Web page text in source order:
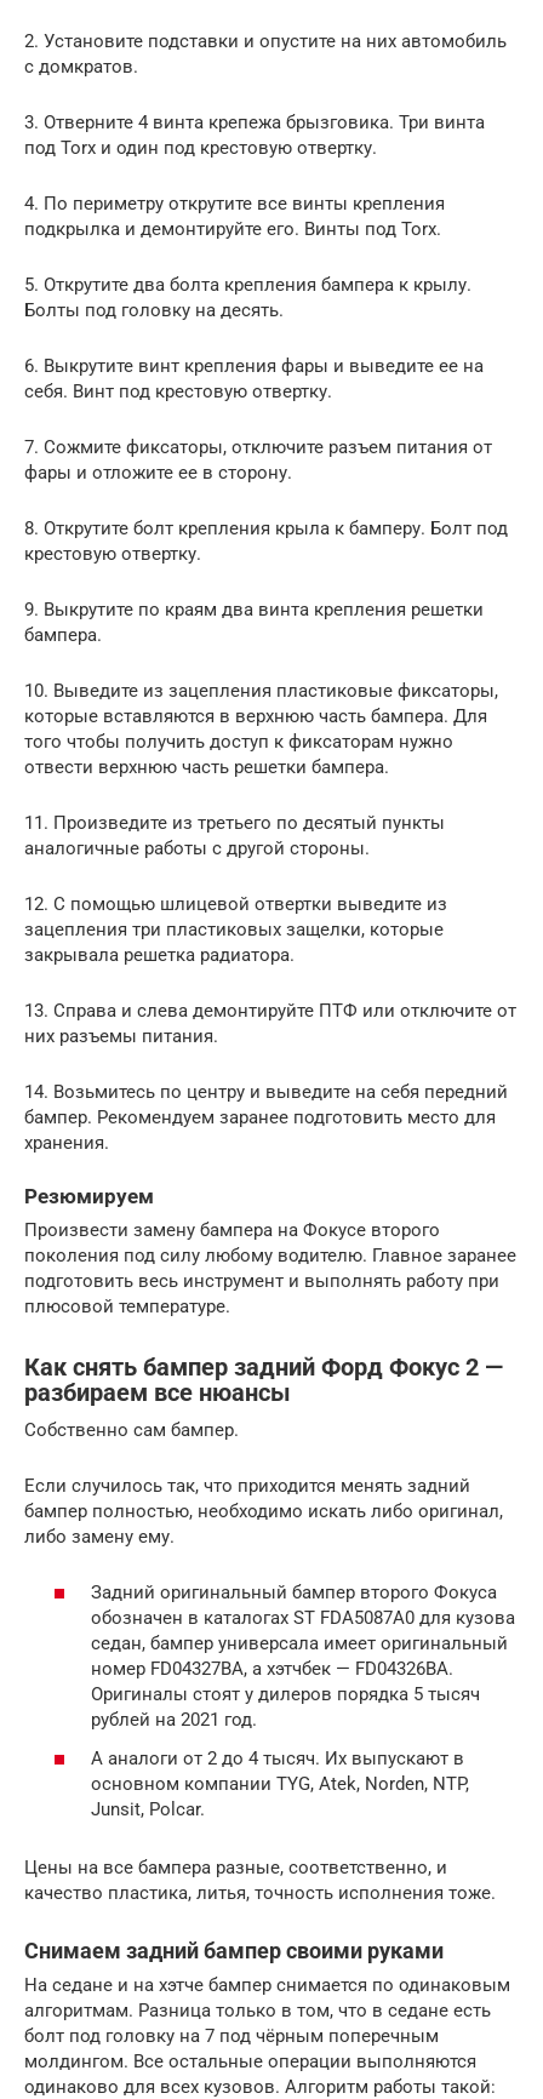
2. Установите подставки и опустите на них автомобиль
с домкратов.
3. Отверните 4 винта крепежа брызговика. Три винта
под Torx и один под крестовую отвертку.
4. По периметру открутите все винты крепления
подкрылка и демонтируйте его. Винты под Torx.
5. Открутите два болта крепления бампера к крылу.
Болты под головку на десять.
6. Выкрутите винт крепления фары и выведите ее на
себя. Винт под крестовую отвертку.
7. Сожмите фиксаторы, отключите разъем питания от
фары и отложите ее в сторону.
8. Открутите болт крепления крыла к бамперу. Болт под
крестовую отвертку.
9. Выкрутите по краям два винта крепления решетки
бампера.
10. Выведите из зацепления пластиковые фиксаторы,
которые вставляются в верхнюю часть бампера. Для
того чтобы получить доступ к фиксаторам нужно
отвести верхнюю часть решетки бампера.
11. Произведите из третьего по десятый пункты
аналогичные работы с другой стороны.
12. С помощью шлицевой отвертки выведите из
зацепления три пластиковых защелки, которые
закрывала решетка радиатора.
13. Справа и слева демонтируйте ПТФ или отключите от
них разъемы питания.
14. Возьмитесь по центру и выведите на себя передний
бампер. Рекомендуем заранее подготовить место для
хранения.
Резюмируем
Произвести замену бампера на Фокусе второго
поколения под силу любому водителю. Главное заранее
подготовить весь инструмент и выполнять работу при
плюсовой температуре.
Как снять бампер задний Форд Фокус 2 —
разбираем все нюансы
Собственно сам бампер.
Если случилось так, что приходится менять задний
бампер полностью, необходимо искать либо оригинал,
либо замену ему.
Задний оригинальный бампер второго Фокуса
обозначен в каталогах ST FDA5087A0 для кузова
седан, бампер универсала имеет оригинальный
номер FD04327BA, а хэтчбек — FD04326BA.
Оригиналы стоят у дилеров порядка 5 тысяч
рублей на 2021 год.
А аналоги от 2 до 4 тысяч. Их выпускают в
основном компании TYG, Atek, Norden, NTP,
Junsit, Polcar.
Цены на все бампера разные, соответственно, и
качество пластика, литья, точность исполнения тоже.
Снимаем задний бампер своими руками
На седане и на хэтче бампер снимается по одинаковым
алгоритмам. Разница только в том, что в седане есть
болт под головку на 7 под чёрным поперечным
молдингом. Все остальные операции выполняются
одинаково для всех кузовов. Алгоритм работы такой: